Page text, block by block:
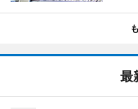
最